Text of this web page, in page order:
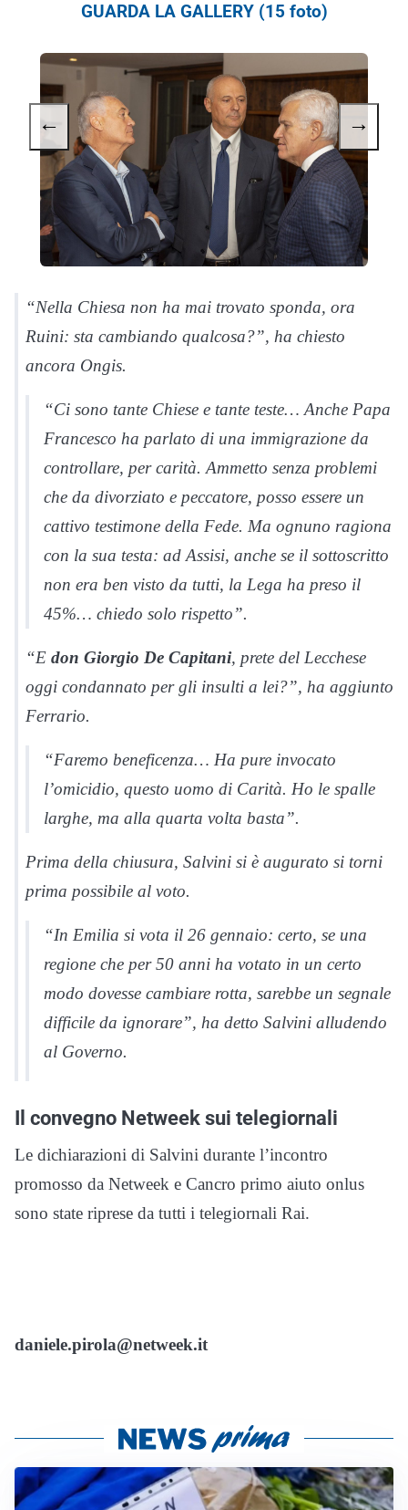
GUARDA LA GALLERY (15 foto)
← →
“Nella Chiesa non ha mai trovato sponda, ora
Ruini: sta cambiando qualcosa?”, ha chiesto
ancora Ongis.
“Ci sono tante Chiese e tante teste… Anche Papa
Francesco ha parlato di una immigrazione da
controllare, per carità. Ammetto senza problemi
che da divorziato e peccatore, posso essere un
cattivo testimone della Fede. Ma ognuno ragiona
con la sua testa: ad Assisi, anche se il sottoscritto
non era ben visto da tutti, la Lega ha preso il
45%… chiedo solo rispetto”.
“E don Giorgio De Capitani, prete del Lecchese
oggi condannato per gli insulti a lei?”, ha aggiunto
Ferrario.
“Faremo beneficenza… Ha pure invocato
l’omicidio, questo uomo di Carità. Ho le spalle
larghe, ma alla quarta volta basta”.
Prima della chiusura, Salvini si è augurato si torni
prima possibile al voto.
“In Emilia si vota il 26 gennaio: certo, se una
regione che per 50 anni ha votato in un certo
modo dovesse cambiare rotta, sarebbe un segnale
difficile da ignorare”, ha detto Salvini alludendo
al Governo.
Il convegno Netweek sui telegiornali
Le dichiarazioni di Salvini durante l’incontro
promosso da Netweek e Cancro primo aiuto onlus
sono state riprese da tutti i telegiornali Rai.
daniele.pirola@netweek.it